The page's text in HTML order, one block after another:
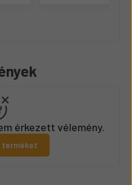
érkezett vélemény.
terméket